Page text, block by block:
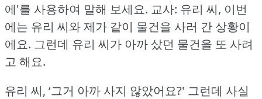
에'를 사용하여 말해 보세요. 교사: 유리 씨, 이번
에는 유리 씨와 제가 같이 물건을 사러 간 상황이
에요. 그런데 유리 씨가 아까 샀던 물건을 또 사려
고 해요.
유리 씨, ‘그거 아까 사지 않았어요?' 그런데 사실